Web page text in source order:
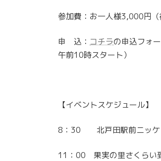
参加費：お一人様3,000円（
申 込： コチラの申込フォ
午前10時スタート）
【イベントスケジュール】
8：30 北戸田駅前ニッケ
11：00 果実の里さくらい